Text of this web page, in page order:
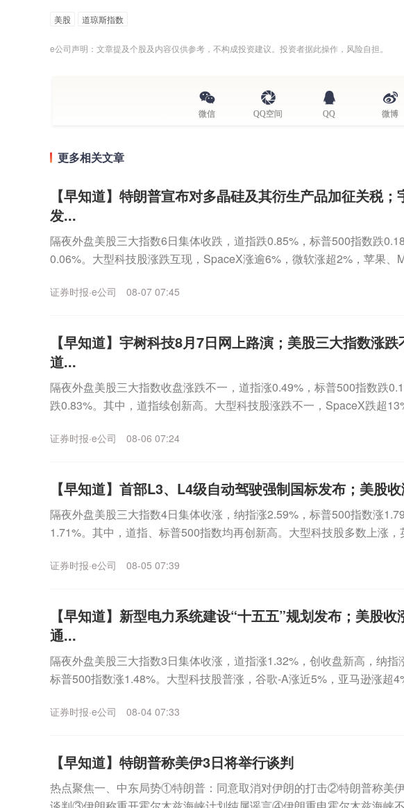
美股 道琼斯指数
e公司声明：文章提及个股及内容仅供参考，不构成投资建议。投资者据此操作，风险自担。
微信 QQ空间 QQ 微博
更多相关文章
【早知道】特朗普宣布对多晶硅及其衍生产品加征关税；
发...
隔夜外盘美股三大指数6日集体收跌，道指跌0.85%，标普500指数跌
0.06%。大型科技股涨跌互现，SpaceX涨逾6%，微软涨超2%，苹果、
证券时报·e公司 08-07 07:45
【早知道】宇树科技8月7日网上路演；美股三大指数涨跌
道...
隔夜外盘美股三大指数收盘涨跌不一，道指涨0.49%，标普500指数跌
跌0.83%。其中，道指续创新高。大型科技股涨跌不一，SpaceX跌超
证券时报·e公司 08-06 07:24
【早知道】首部L3、L4级自动驾驶强制国标发布；美股
隔夜外盘美股三大指数4日集体收涨，纳指涨2.59%，标普500指数涨
1.71%。其中，道指、标普500指数均再创新高。大型科技股多数上涨，
证券时报·e公司 08-05 07:39
【早知道】新型电力系统建设“十五五”规划发布；美股收
通...
隔夜外盘美股三大指数3日集体收涨，道指涨1.32%，创收盘新高，纳指
标普500指数涨1.48%。大型科技股普涨，谷歌-A涨近5%，亚马逊涨超
证券时报·e公司 08-04 07:33
【早知道】特朗普称美伊3日将举行谈判
热点聚焦一、中东局势①特朗普：同意取消对伊朗的打击②特朗普称美